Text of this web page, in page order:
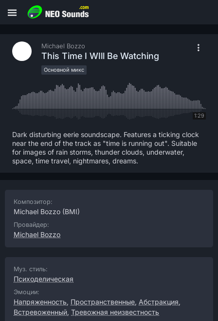
Michael Bozzo
This Time I WIll Be Watching
Основной микс
1:29
Dark disturbing eerie soundscape. Features a ticking clock
near the end of the track as "time is running out". Suitable
for images of rain storms, thunder clouds, underwater,
space, time travel, nightmares, dreams.
Композитор:
Michael Bozzo (BMI)
Провайдер:
Michael Bozzo
Муз. стиль:
Психоделическая
Эмоции:
Напряженность, Пространственные, Абстракция,
Встревоженный, Тревожная неизвестность